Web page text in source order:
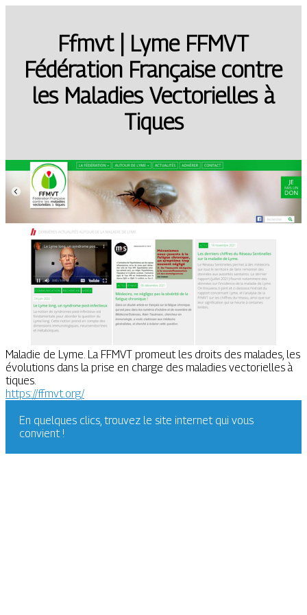
Ffmvt | Lyme FFMVT
Fédération Française contre
les Maladies Vecto­riel­les à
Tiques
Maladie de Lyme. La FFMVT promeut les droits des malades, les
évolutions dans la prise en charge des maladies vectorielles à
tiques.
https://ffmvt.org/
En quelques clics, trouvez le site internet qui vous
convient !